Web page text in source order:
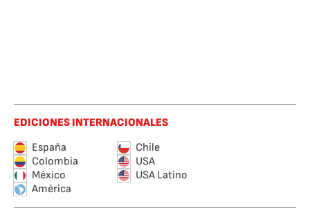
EDICIONES INTERNACIONALES
España
Chile
Colombia
USA
México
USA Latino
América